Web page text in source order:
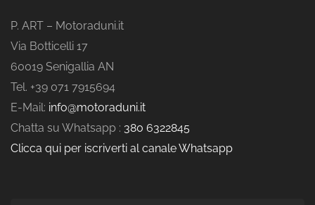
P. ART – Motoraduni.it
Via Botticelli 17
60019 Senigallia AN
Tel. +39 071 7915694
E-Mail: info@motoraduni.it
Chatta su Whatsapp : 380 6322845
Clicca qui per iscriverti al canale Whatsapp